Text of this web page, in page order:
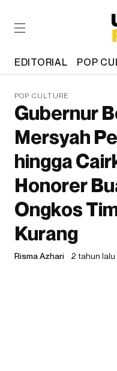
EDITORIAL POP
POP CULTURE
Gubernur
Mersyah
hingga
Honorer
Ongkos
Kurang
Risma Azhari 2 tahun lalu